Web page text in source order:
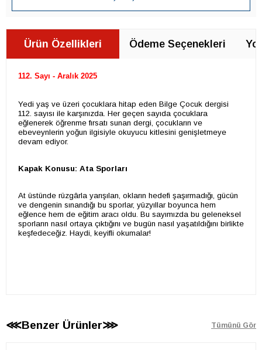
Ürün Özellikleri Ödeme Seçenekleri
112. Sayı - Aralık 2025
Yedi yaş ve üzeri çocuklara hitap eden Bilge Çocuk dergisi
112. sayısı ile karşınızda. Her geçen sayıda çocuklara
eğlenerek öğrenme fırsatı sunan dergi, çocukların ve
ebeveynlerin yoğun ilgisiyle okuyucu kitlesini genişletmeye
devam ediyor.
Kapak Konusu: Ata Sporları
At üstünde rüzgârla yarışılan, okların hedefi şaşırmadığı, gücün
ve dengenin sınandığı bu sporlar, yüzyıllar boyunca hem
eğlence hem de eğitim aracı oldu. Bu sayımızda bu geleneksel
sporların nasıl ortaya çıktığını ve bugün nasıl yaşatıldığını birlikte
keşfedeceğiz. Haydi, keyifli okumalar!
⋘Benzer Ürünler⋙ Tümünü Gör